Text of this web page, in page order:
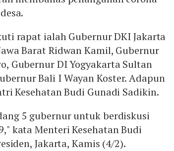
rapat ialah Gubernur DKI Jakarta
Barat Ridwan Kamil, Gubernur
Gubernur DI Yogyakarta Sultan
Bali I Wayan Koster. Adapun
Kesehatan Budi Gunadi Sadikin.
5 gubernur untuk berdiskusi
kata Menteri Kesehatan Budi
Jakarta, Kamis (4/2).